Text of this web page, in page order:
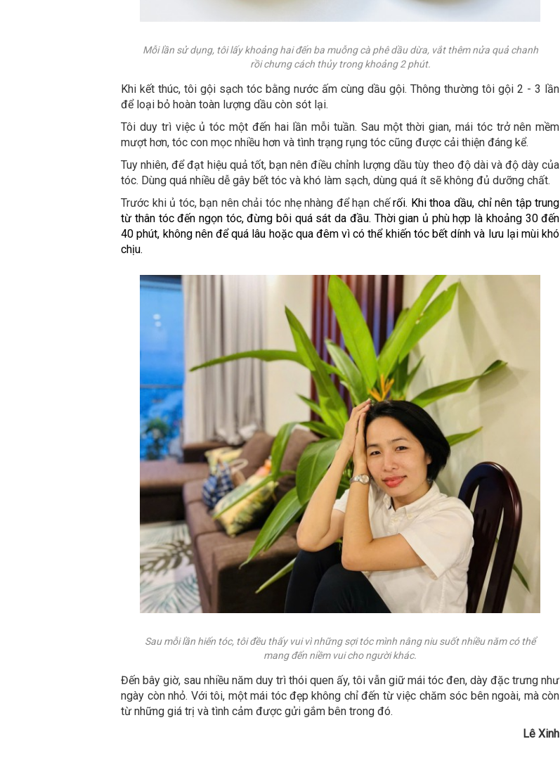
Mỗi lần sử dụng, tôi lấy khoảng hai đến ba muỗng cà phê dầu dừa, vắt thêm nửa quả chanh
rồi chưng cách thủy trong khoảng 2 phút.
Khi kết thúc, tôi gội sạch tóc bằng nước ấm cùng dầu gội. Thông thường tôi gội 2 - 3 lần
để loại bỏ hoàn toàn lượng dầu còn sót lại.
Tôi duy trì việc ủ tóc một đến hai lần mỗi tuần. Sau một thời gian, mái tóc trở nên mềm
mượt hơn, tóc con mọc nhiều hơn và tình trạng rụng tóc cũng được cải thiện đáng kể.
Tuy nhiên, để đạt hiệu quả tốt, bạn nên điều chỉnh lượng dầu tùy theo độ dài và độ dày của
tóc. Dùng quá nhiều dễ gây bết tóc và khó làm sạch, dùng quá ít sẽ không đủ dưỡng chất.
Trước khi ủ tóc, bạn nên chải tóc nhẹ nhàng để hạn chếrối. Khi thoa dầu, chỉ nên tập trung
từ thân tóc đến ngọn tóc, đừng bôi quá sát da đầu. Thời gian ủ phù hợp là khoảng 30 đến
40 phút, không nên để quá lâu hoặc qua đêm vì có thể khiến tóc bết dính và lưu lại mùi khó
chịu.
Sau mỗi lần hiến tóc, tôi đều thấy vui vì những sợi tóc mình nâng niu suốt nhiều năm có thể
mang đến niềm vui cho người khác.
Đến bây giờ, sau nhiều năm duy trì thói quen ấy, tôi vẫn giữ mái tóc đen, dày đặc trưng như
ngày còn nhỏ. Với tôi, một mái tóc đẹp không chỉ đến từ việc chăm sóc bên ngoài, mà còn
từ những giá trị và tình cảm được gửi gắm bên trong đó.
Lê Xinh